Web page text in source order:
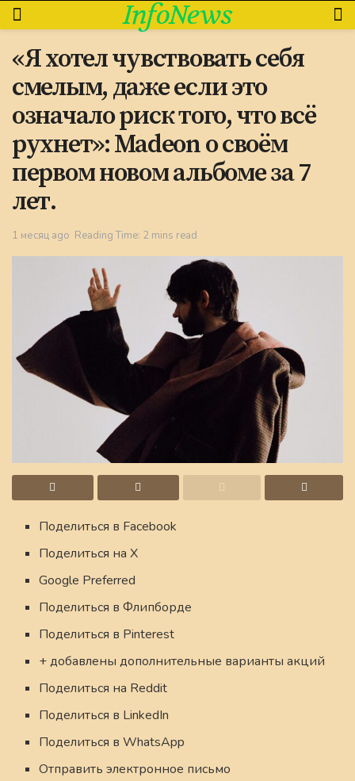
InfoNews
«Я хотел чувствовать себя
смелым, даже если это
означало риск того, что всё
рухнет»: Madeon о своём
первом новом альбоме за 7
лет.
1 месяц ago Reading Time: 2 mins read
Поделиться в Facebook
Поделиться на X
Google Preferred
Поделиться в Флипборде
Поделиться в Pinterest
+ добавлены дополнительные варианты акций
Поделиться на Reddit
Поделиться в LinkedIn
Поделиться в WhatsApp
Отправить электронное письмо